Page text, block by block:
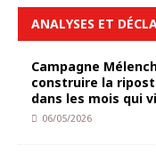
ANALYSES ET
Campagne
construire la
dans les mois qui
06/05/2026